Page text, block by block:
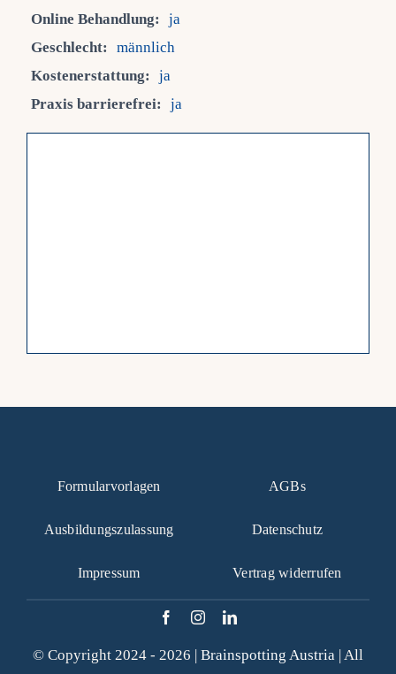
Online Behandlung:
ja
Geschlecht:
männlich
Kostenerstattung:
ja
Praxis barrierefrei:
ja
Formularvorlagen
Ausbildungszulassung
Impressum
AGBs
Datenschutz
Vertrag widerrufen
© Copyright 2024 - 2026 | Brainspotting Austria | All